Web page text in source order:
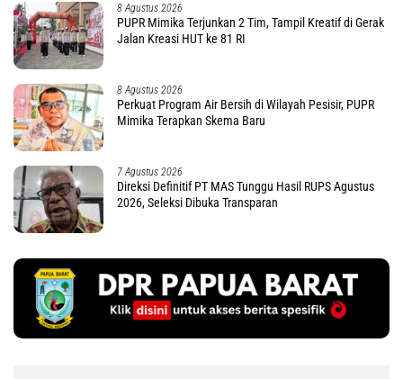
8 Agustus 2026
PUPR Mimika Terjunkan 2 Tim, Tampil Kreatif di Gerak
Jalan Kreasi HUT ke 81 RI
8 Agustus 2026
Perkuat Program Air Bersih di Wilayah Pesisir, PUPR
Mimika Terapkan Skema Baru
7 Agustus 2026
Direksi Definitif PT MAS Tunggu Hasil RUPS Agustus
2026, Seleksi Dibuka Transparan